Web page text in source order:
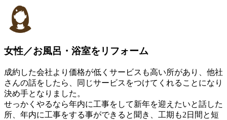
女性／お風呂・浴室をリフォーム
成約した会社より価格が低くサービスも高い所があり、他社
さんの話をしたら、同じサービスをつけてくれることになり
決め手となりました。
せっかくやるなら年内に工事をして新年を迎えたいと話した
所、年内に工事をする事ができると聞き、工期も2日間と短